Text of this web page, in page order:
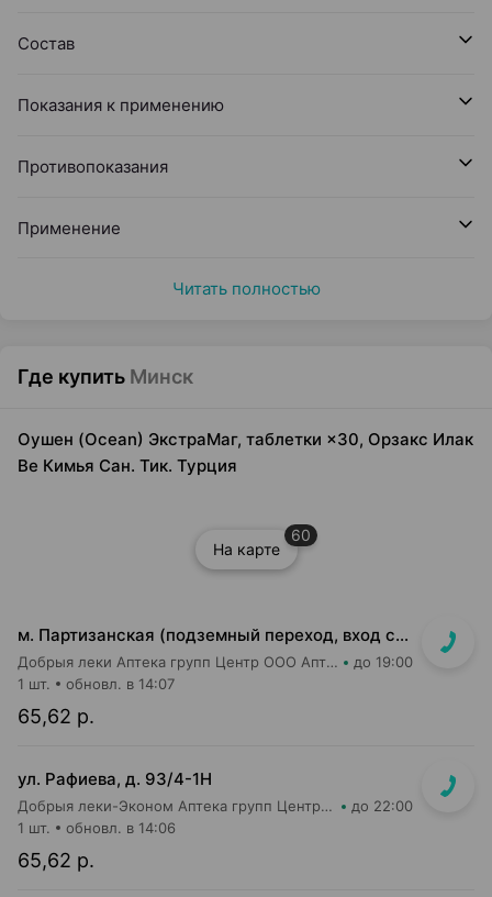
Состав
Показания к применению
Противопоказания
Применение
Читать полностью
Где купить Минск
Оушен (Ocean) ЭкстраМаг, таблетки ×30, Орзакс Илак
Ве Кимья Сан. Тик. Турция
На карте
60
м. Партизанская (подземный переход, вход со стороны гостиницы "Турист")
Добрыя леки Аптека групп Центр ООО Аптека №5 до 19:00
65,62 р.
1 шт. обновл. в 14:07
ул. Рафиева, д. 93/4-1Н
Добрыя леки-Эконом Аптека групп Центр ООО Аптека №1 до 22:00
65,62 р.
1 шт. обновл. в 14:06